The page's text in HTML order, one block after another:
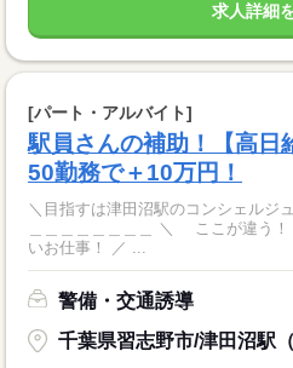
求人詳細
[パート・アルバイト]
駅員さんの補助！【高
50勤務で＋10万円！
＼目指すは津田沼駅のコンシェルジ
いお仕事！ ／ ...
警備・交通誘導
千葉県習志野市/津田沼駅